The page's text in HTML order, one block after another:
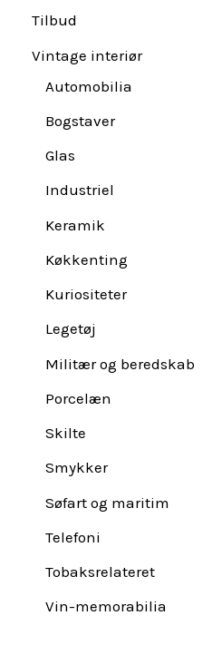
Tilbud
Vintage interiør
Automobilia
Bogstaver
Glas
Industriel
Keramik
Køkkenting
Kuriositeter
Legetøj
Militær og beredskab
Porcelæn
Skilte
Smykker
Søfart og maritim
Telefoni
Tobaksrelateret
Vin-memorabilia